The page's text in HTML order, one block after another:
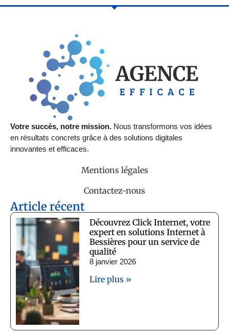
Votre succès, notre mission. Nous transformons vos idées
en résultats concrets grâce à des solutions digitales
innovantes et efficaces.
Mentions légales
Contactez-nous
Article récent
Découvrez Click Internet, votre
expert en solutions Internet à
Bessières pour un service de
qualité
8 janvier 2026
Lire plus »